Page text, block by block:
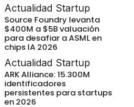
Actualidad Startup
Source Foundry levanta
$400M a $5B valuación
para desafiar a ASML en
chips IA 2026
Actualidad Startup
ARK Alliance: 15.300M
identificadores
persistentes para startups
en 2026